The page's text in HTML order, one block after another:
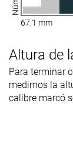
67.1 mm
Altura de
Para terminar
medimos la
calibre marcó